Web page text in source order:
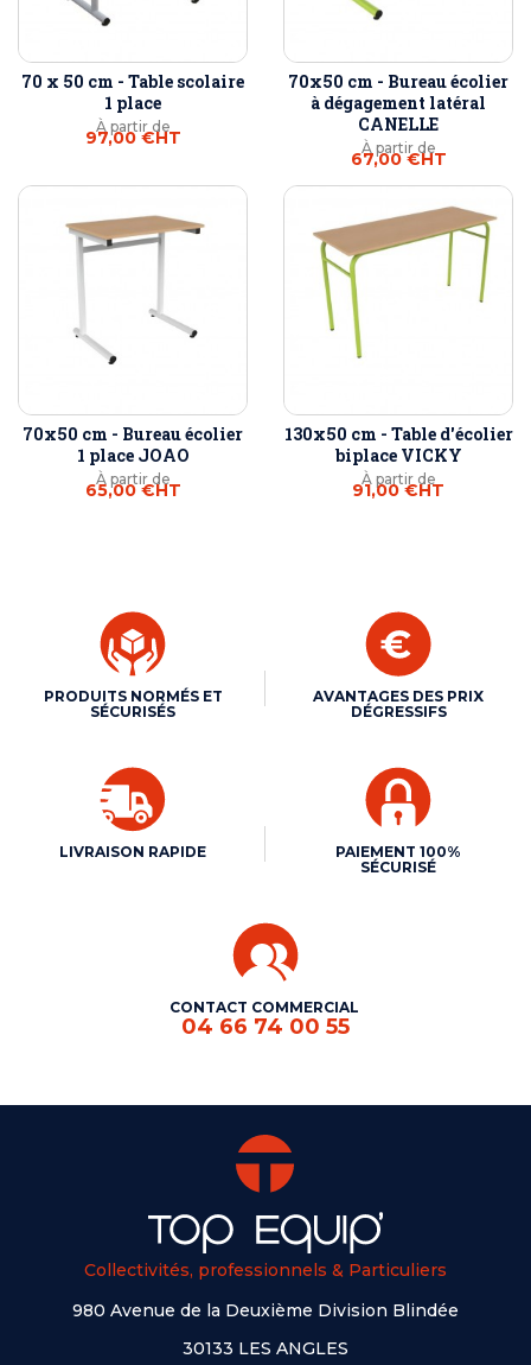
70 x 50 cm - Table scolaire
1 place
À partir de
97,00 €HT
70x50 cm - Bureau écolier
à dégagement latéral
CANELLE
À partir de
67,00 €HT
70x50 cm - Bureau écolier
1 place JOAO
À partir de
65,00 €HT
130x50 cm - Table d'écolier
biplace VICKY
À partir de
91,00 €HT
PRODUITS NORMÉS ET
SÉCURISÉS
AVANTAGES DES PRIX
DÉGRESSIFS
LIVRAISON RAPIDE
PAIEMENT 100%
SÉCURISÉ
CONTACT COMMERCIAL
04 66 74 00 55
Collectivités, professionnels & Particuliers
980 Avenue de la Deuxième Division Blindée
30133 LES ANGLES